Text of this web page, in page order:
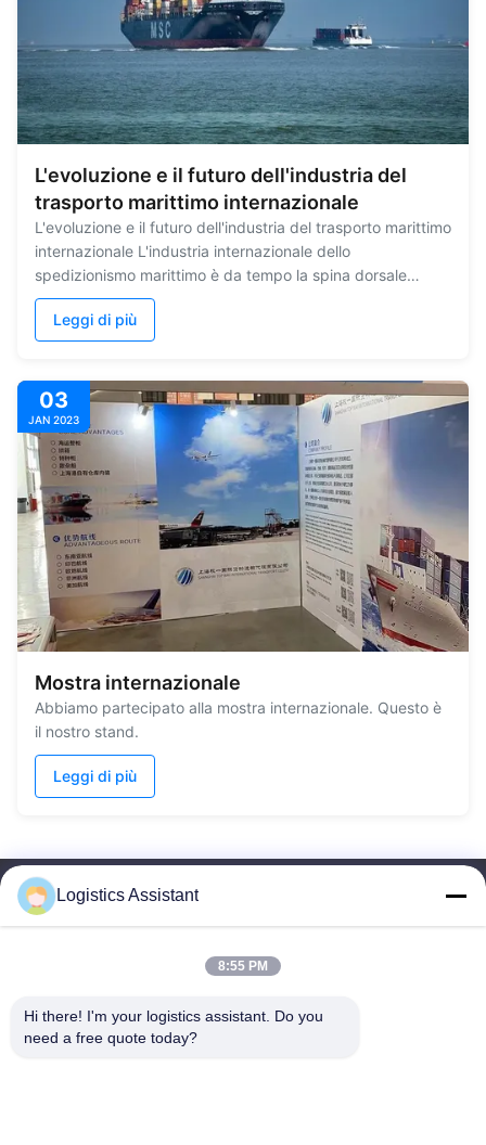
L'evoluzione e il futuro dell'industria del
trasporto marittimo internazionale
L'evoluzione e il futuro dell'industria del trasporto marittimo
internazionale L'industria internazionale dello
spedizionismo marittimo è da tempo la spina dorsale
indispensabile del commercio mondiale, orchestrando il
complesso movimento delle merci attraverso le
frontiere.La sua evoluzione è stata ...
Leggi di più
03
JAN 2023
Mostra internazionale
Abbiamo partecipato alla mostra internazionale. Questo è
il nostro stand.
Leggi di più
Logistics Assistant
8:55 PM
Hi there! I'm your logistics assistant. Do you
need a free quote today?